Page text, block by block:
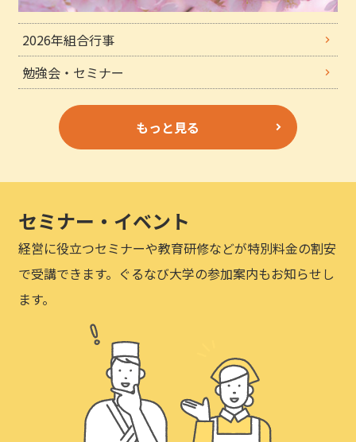
2026年組合行事
勉強会・セミナー
もっと見る
セミナー・イベント
経営に役立つセミナーや教育研修などが特別料金の割安
で受講できます。ぐるなび大学の参加案内もお知らせし
ます。